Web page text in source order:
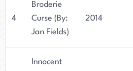
4
Broderie
Curse (By:
Jan Fields)
2014
Innocent